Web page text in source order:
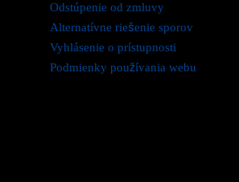
Odstúpenie od zmluvy
Alternatívne riešenie sporov
Vyhlásenie o prístupnosti
Podmienky používania webu